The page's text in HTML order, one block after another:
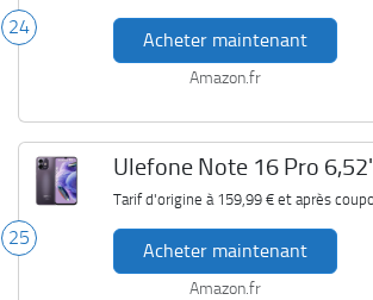
24
Acheter maintenant
Amazon.fr
25
Ulefone Note 16 Pro
Tarif d'origine à 159,99 €et après
Acheter maintenant
Amazon.fr